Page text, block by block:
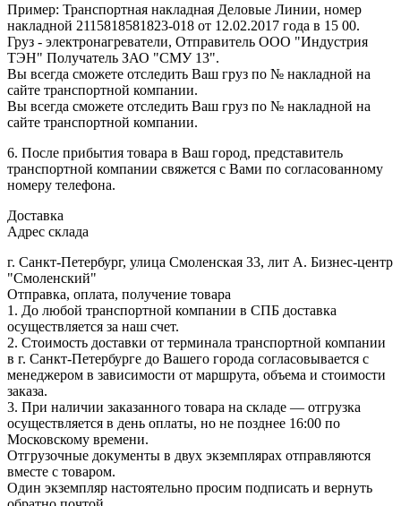
Пример: Транспортная накладная Деловые Линии, номер
накладной 2115818581823-018 от 12.02.2017 года в 15 00.
Груз - электронагреватели, Отправитель ООО "Индустрия
ТЭН" Получатель ЗАО "СМУ 13".
Вы всегда сможете отследить Ваш груз по № накладной на
сайте транспортной компании.
Вы всегда сможете отследить Ваш груз по № накладной на
сайте транспортной компании.
6. После прибытия товара в Ваш город, представитель
транспортной компании свяжется с Вами по согласованному
номеру телефона.
Доставка
Адрес склада
г. Санкт-Петербург, улица Смоленская 33, лит А. Бизнес-центр
"Смоленский"
Отправка, оплата, получение товара
1. До любой транспортной компании в СПБ доставка
осуществляется за наш счет.
2. Стоимость доставки от терминала транспортной компании
в г. Санкт-Петербурге до Вашего города согласовывается с
менеджером в зависимости от маршрута, объема и стоимости
заказа.
3. При наличии заказанного товара на складе — отгрузка
осуществляется в день оплаты, но не позднее 16:00 по
Московскому времени.
Отгрузочные документы в двух экземплярах отправляются
вместе с товаром.
Один экземпляр настоятельно просим подписать и вернуть